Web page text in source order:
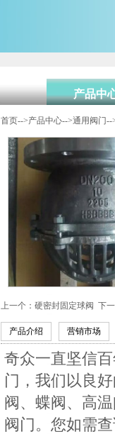
产品中
首页-->产品中心-->通用阀门--
上一个： 硬密封固定球阀 下
产品介绍 营销市场
奇众一直坚信
门，我们以良
阀、蝶阀、高
阀门。您如需